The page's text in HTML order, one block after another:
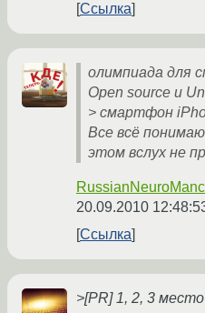
Ссылка
олимпиада для
Open source и
> смартфон
Все всё
этом вслух не
20.09.2010
Ссылка
>[PR] 1, 2, 3